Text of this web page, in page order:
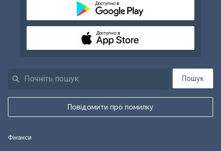
Пошук
Повідомити про помилку
Доступно в
Доступно в
Фінанси